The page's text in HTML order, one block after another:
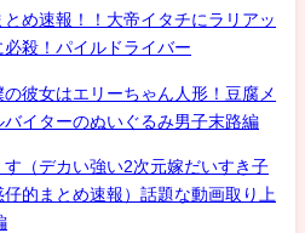
め速報！！大帝イタチにラリアッ
必殺！パイルドライバー
彼女はエリーちゃん人形！豆腐メ
イターのぬいぐるみ男子末路編
（デカい強い2次元嫁だいすき子
的まとめ速報）話題な動画取り上